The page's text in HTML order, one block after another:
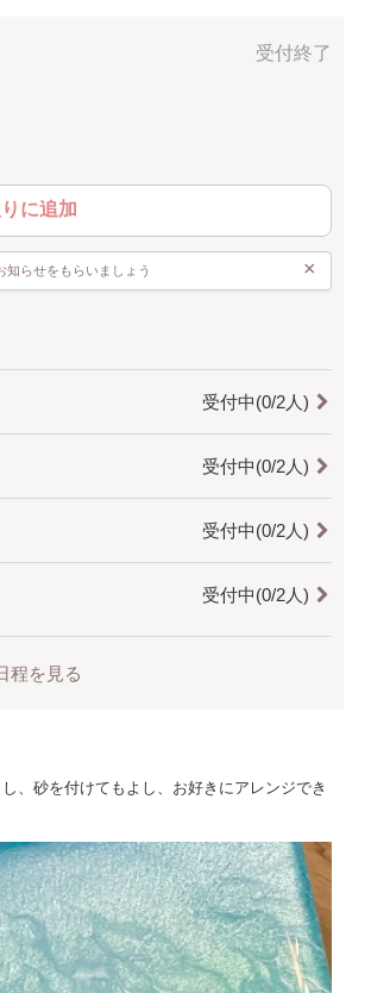
約ください。
望の日時を「備考欄」にご記入ください。
ください。
セージで行わせていただきます
す。
際は徒歩1分の所にコインパーキングあり
せん。
受付終了
に追加
知らせをもらいましょう ×
受付中(0/2人)
受付中(0/2人)
受付中(0/2人)
受付中(0/2人)
程を見る
、砂を付けてもよし、お好きにアレンジでき